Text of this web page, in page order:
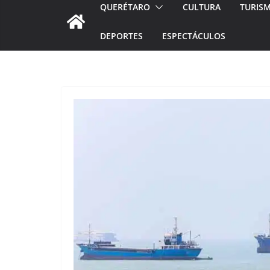
QUERÉTARO CULTURA
DEPORTES ESPECTÁCULOS